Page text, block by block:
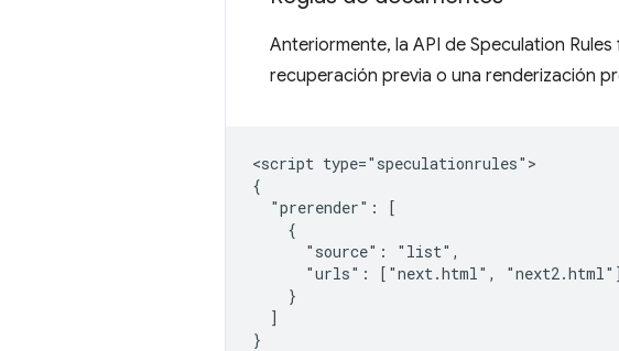
Anteriormente, la API de Speculation
recuperación previa o una renderización
<script type="speculationrules">
{
  "prerender": [
    {
      "source": "list",
      "urls": ["next.html", "next2.html"]
    }
  ]
}